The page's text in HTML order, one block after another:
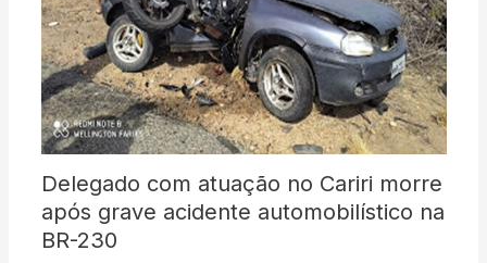
Delegado com atuação no Cariri morre
após grave acidente automobilístico na
BR-230